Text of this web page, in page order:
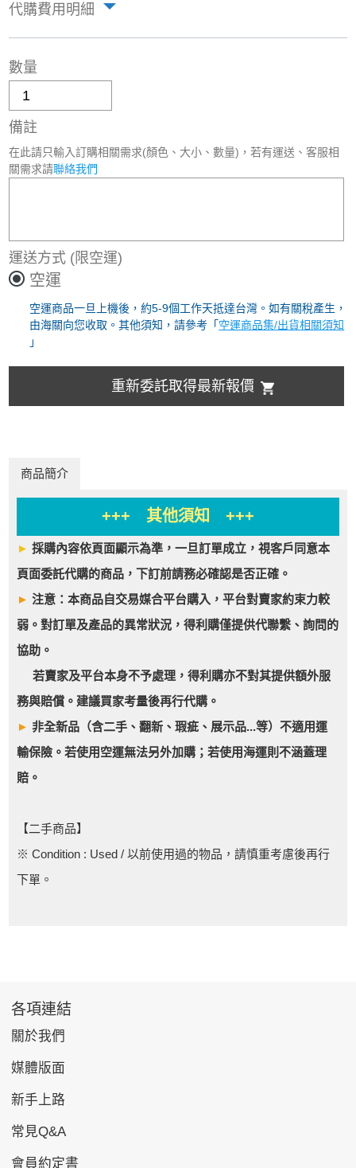
代購費用明細
數量
備註
在此請只輸入訂購相關需求(顏色、大小、數量)，若有運送、客服相
關需求請聯絡我們
運送方式 (限空運)
空運
空運商品一旦上機後，約5-9個工作天抵達台灣。如有關稅產生，
由海關向您收取。其他須知，請參考「空運商品集/出貨相關須知
」
重新委託取得最新報價
商品簡介
+++ 其他須知 +++
►採購內容依頁面顯示為準，一旦訂單成立，視客戶同意本
頁面委託代購的商品，下訂前請務必確認是否正確。
► 注意：本商品自交易媒合平台購入，平台對賣家約束力較
弱。對訂單及產品的異常狀況，得利購僅提供代聯繫、詢問的
協助。
若賣家及平台本身不予處理，得利購亦不對其提供額外服
務與賠償。建議買家考量後再行代購。
► 非全新品（含二手、翻新、瑕疵、展示品...等）不適用運
輸保險。若使用空運無法另外加購；若使用海運則不涵蓋理
賠。
【二手商品】
※ Condition : Used / 以前使用過的物品，請慎重考慮後再行
下單。
各項連結
關於我們
媒體版面
新手上路
常見Q&A
會員約定書